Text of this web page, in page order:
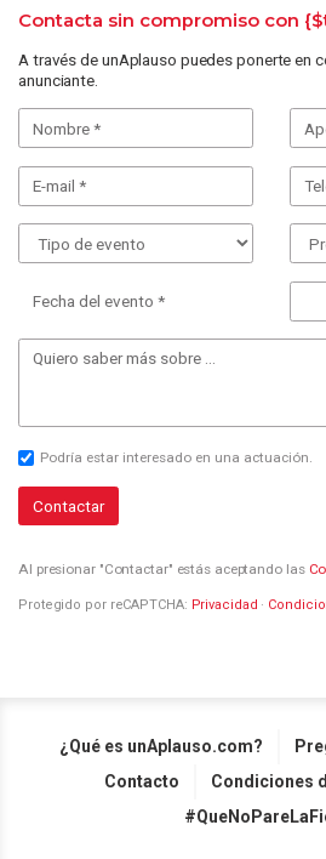
Contacta sin compromiso con
A través de unAplauso puedes ponerte en
anunciante.
Fecha del evento *
Podría estar interesado en una actuación.
Contactar
Al presionar "Contactar" estás aceptando las
Protegido por reCAPTCHA: Privacidad ·
¿Qué es unAplauso.com?
Contacto
Condiciones